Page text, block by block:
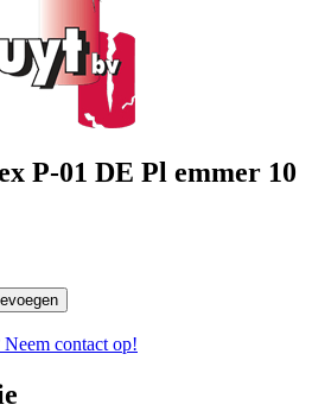
P-01 DE Pl emmer 10
Neem contact op!